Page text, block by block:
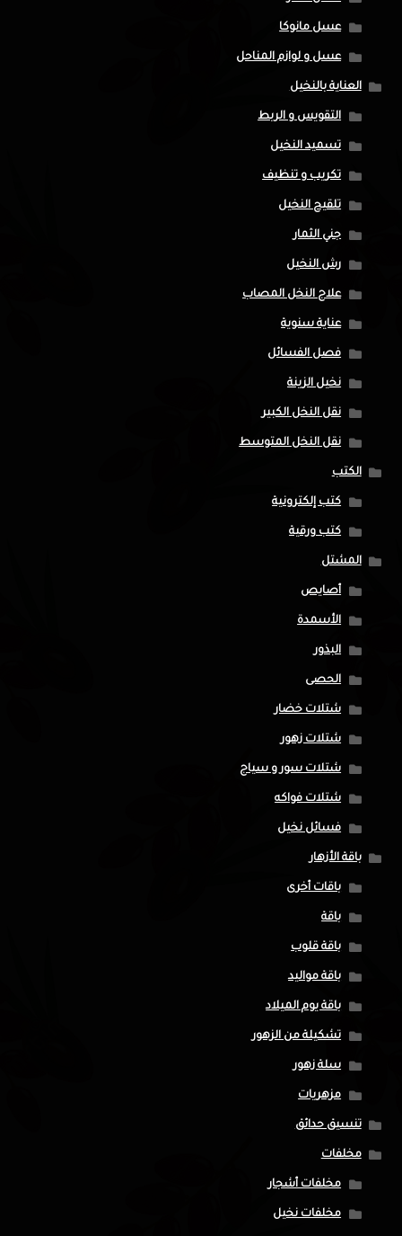
عسل مانوكا
عسل و لوازم المناحل
العناية بالنخيل
التقويس و الربط
تسميد النخيل
تكريب و تنظيف
تلقيح النخيل
جني الثمار
رش النخيل
علاج النخل المصاب
عناية سنوية
فصل الفسائل
نخيل الزينة
نقل النخل الكبير
نقل النخل المتوسط
الكتب
كتب إلكترونية
كتب ورقية
المشتل
أصايص
الأسمدة
البذور
الحصى
شتلات خضار
شتلات زهور
شتلات سور و سياج
شتلات فواكه
فسائل نخيل
باقة الأزهار
باقات أخرى
باقة
باقة قلوب
باقة مواليد
باقة يوم الميلاد
تشكيلة من الزهور
سلة زهور
مزهريات
تنسيق حدائق
مخلفات
مخلفات أشجار
مخلفات نخيل